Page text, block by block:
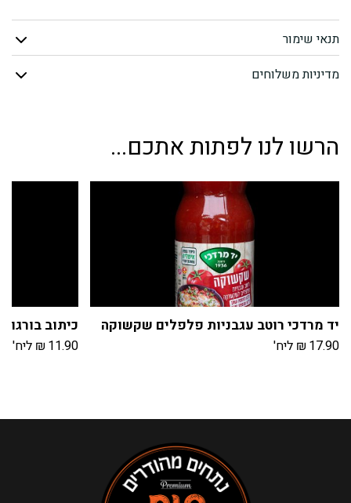
שעועית
מעורבת
ואקום
תנאי שימור
מדיניות משלוחים
הרשו לנו לפתות אתכם...
יד מרדכי רוטב עגבניות פלפלים שקשוקה
₪ 17.90 ליח'
כיתוב
₪ 11.90 ליח'